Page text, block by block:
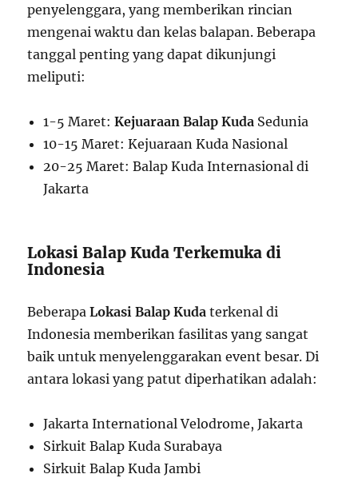
penyelenggara, yang memberikan rincian
mengenai waktu dan kelas balapan. Beberapa
tanggal penting yang dapat dikunjungi
meliputi:
1-5 Maret:Kejuaraan Balap Kuda Sedunia
10-15 Maret: Kejuaraan Kuda Nasional
20-25 Maret: Balap Kuda Internasional di
Jakarta
Lokasi Balap Kuda Terkemuka di
Indonesia
BeberapaLokasi Balap Kuda terkenal di
Indonesia memberikan fasilitas yang sangat
baik untuk menyelenggarakan event besar. Di
antara lokasi yang patut diperhatikan adalah:
Jakarta International Velodrome, Jakarta
Sirkuit Balap Kuda Surabaya
Sirkuit Balap Kuda Jambi